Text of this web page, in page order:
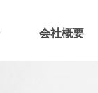
会社概要